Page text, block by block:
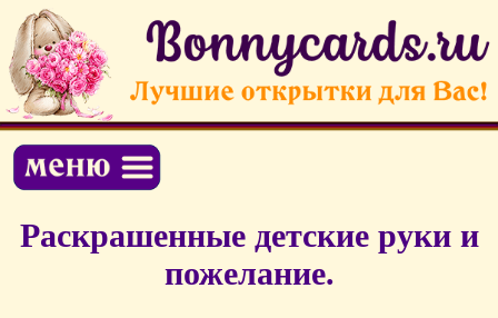
Раскрашенные детские руки и
пожелание.